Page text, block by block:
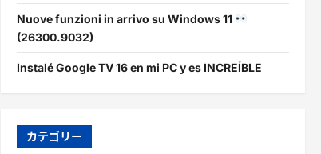
Nuove funzioni in arrivo su Windows 11
(26300.9032)
Instalé Google TV 16 en mi PC y es INCREÍBLE
カテゴリー